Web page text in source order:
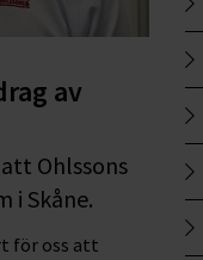
av
Ohlssons
i Skåne.
för oss att